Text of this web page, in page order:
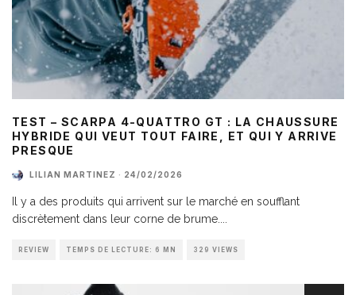
TEST – SCARPA 4-QUATTRO GT : LA CHAUSSURE
HYBRIDE QUI VEUT TOUT FAIRE, ET QUI Y ARRIVE
PRESQUE
LILIAN MARTINEZ · 24/02/2026
Il y a des produits qui arrivent sur le marché en soufflant
discrètement dans leur corne de brume.
REVIEW TEMPS DE LECTURE: 6 MN 329 VIEWS